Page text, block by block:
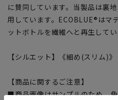
に賛同しています。当製品は裏
用しています。ECOBLUE®はマ
ットボトルを繊維へと再生してい
【シルエット】《細め(スリム)
【商品に関するご注意】
■商品画像はサンプルのため、